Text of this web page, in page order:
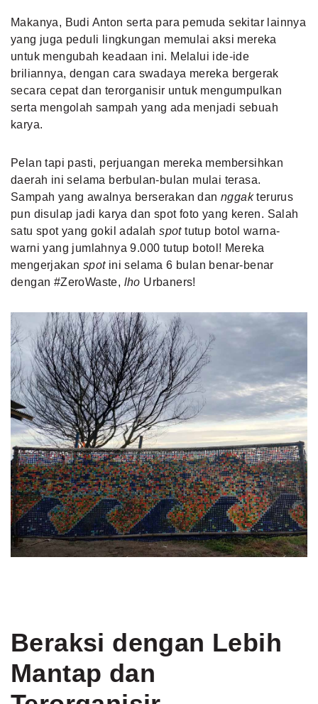
Makanya, Budi Anton serta para pemuda sekitar lainnya
yang juga peduli lingkungan memulai aksi mereka
untuk mengubah keadaan ini. Melalui ide-ide
briliannya, dengan cara swadaya mereka bergerak
secara cepat dan terorganisir untuk mengumpulkan
serta mengolah sampah yang ada menjadi sebuah
karya.
Pelan tapi pasti, perjuangan mereka membersihkan
daerah ini selama berbulan-bulan mulai terasa.
Sampah yang awalnya berserakan dan nggakterurus
pun disulap jadi karya dan spot foto yang keren. Salah
satu spot yang gokil adalahspottutup botol warna-
warni yang jumlahnya 9.000 tutup botol! Mereka
mengerjakan spotini selama 6 bulan benar-benar
dengan #ZeroWaste, lho Urbaners!
Beraksi dengan Lebih
Mantap dan